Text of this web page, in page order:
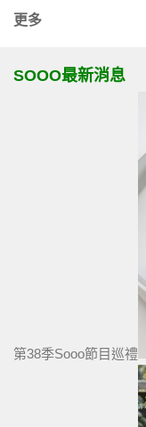
更多
SOOO最新消息
第38季Sooo節目巡禮